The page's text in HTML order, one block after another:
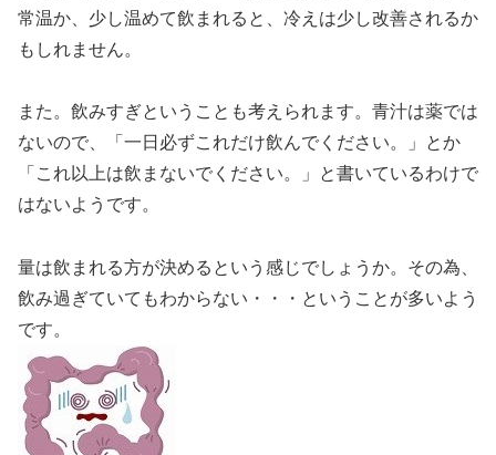
常温か、少し温めて飲まれると、冷えは少し改善されるか
もしれません。
また。飲みすぎということも考えられます。青汁は薬では
ないので、「一日必ずこれだけ飲んでください。」とか
「これ以上は飲まないでください。」と書いているわけで
はないようです。
量は飲まれる方が決めるという感じでしょうか。その為、
飲み過ぎていてもわからない・・・ということが多いよう
です。